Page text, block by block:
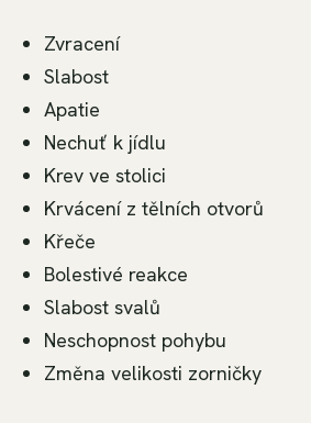
Zvracení
Slabost
Apatie
Nechuť k jídlu
Krev ve stolici
Krvácení z tělních otvorů
Křeče
Bolestivé reakce
Slabost svalů
Neschopnost pohybu
Změna velikosti zorničky